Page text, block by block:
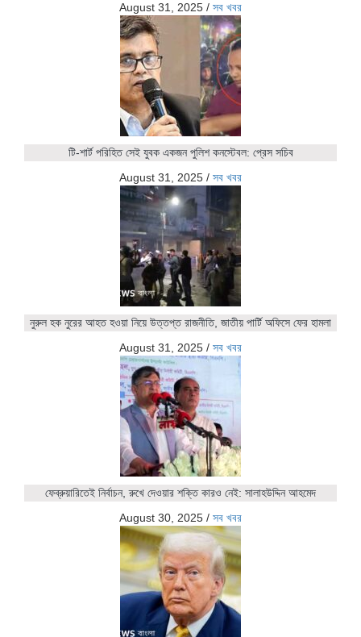
August 31, 2025 / সব খবর
টি-শার্ট পরিহিত সেই যুবক একজন পুলিশ কনস্টেবল: প্রেস সচিব
August 31, 2025 / সব খবর
নুরুল হক নুরের আহত হওয়া নিয়ে উত্তপ্ত রাজনীতি, জাতীয় পার্টি অফিসে ফের হামলা
August 31, 2025 / সব খবর
ফেব্রুয়ারিতেই নির্বাচন, রুখে দেওয়ার শক্তি কারও নেই: সালাহউদ্দিন আহমেদ
August 30, 2025 / সব খবর